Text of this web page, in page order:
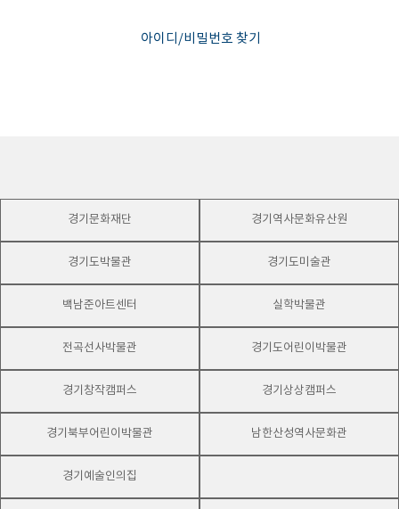
아이디/비밀번호 찾기
경기문화재단 경기역사문화유산원
경기도박물관 경기도미술관
백남준아트센터 실학박물관
전곡선사박물관 경기도어린이박물관
경기창작캠퍼스 경기상상캠퍼스
경기북부어린이박물관 남한산성역사문화관
경기예술인의집